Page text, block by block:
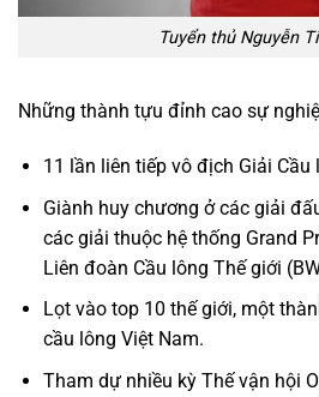
Tuyển thủ Nguyễn
Những thành tựu đỉnh cao sự
11 lần liên tiếp vô địch Giải Cầu
Giành huy chương ở các giải
các giải thuộc hệ thống Grand
Liên đoàn Cầu lông Thế giới
Lọt vào top 10 thế giới, một
cầu lông Việt Nam.
Tham dự nhiều kỳ Thế vận hội